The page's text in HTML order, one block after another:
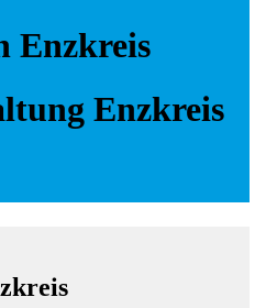
Enzkreis
Enzkreis